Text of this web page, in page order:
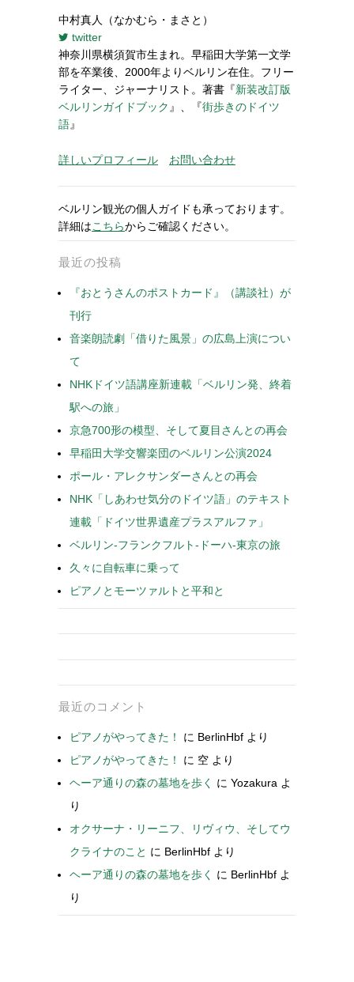
中村真人（なかむら・まさと）
twitter
神奈川県横須賀市生まれ。早稲田大学第一文学
部を卒業後、2000年よりベルリン在住。フリー
ライター、ジャーナリスト。著書『新装改訂版
ベルリンガイドブック』、『街歩きのドイツ
語』
詳しいプロフィール お問い合わせ
ベルリン観光の個人ガイドも承っております。
詳細はこちらからご確認ください。
最近の投稿
『おとうさんのポストカード』（講談社）が
刊行
音楽朗読劇「借りた風景」の広島上演につい
て
NHKドイツ語講座新連載「ベルリン発、終着
駅への旅」
京急700形の模型、そして夏目さんとの再会
早稲田大学交響楽団のベルリン公演2024
ポール・アレクサンダーさんとの再会
NHK「しあわせ気分のドイツ語」のテキスト
連載「ドイツ世界遺産プラスアルファ」
ベルリン-フランクフルト-ドーハ-東京の旅
久々に自転車に乗って
ピアノとモーツァルトと平和と
最近のコメント
ピアノがやってきた！ に BerlinHbf より
ピアノがやってきた！
に 空 より
ヘーア通りの森の墓地を歩く
に Yozakura よ
り
オクサーナ・リーニフ、リヴィウ、そしてウ
クライナのこと に BerlinHbf より
ヘーア通りの森の墓地を歩く
に BerlinHbf よ
り